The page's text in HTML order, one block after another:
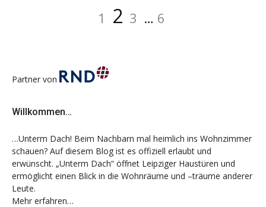
Beitragsnavigation
Seite
1 Seite
2 Seite
3 … Seite
6
Partner von
Willkommen…
…Unterm Dach! Beim Nachbarn mal heimlich ins Wohnzimmer
schauen? Auf diesem Blog ist es offiziell erlaubt und
erwünscht. „Unterm Dach“ öffnet Leipziger Haustüren und
ermöglicht einen Blick in die Wohnräume und –träume anderer
Leute.
Mehr erfahren…